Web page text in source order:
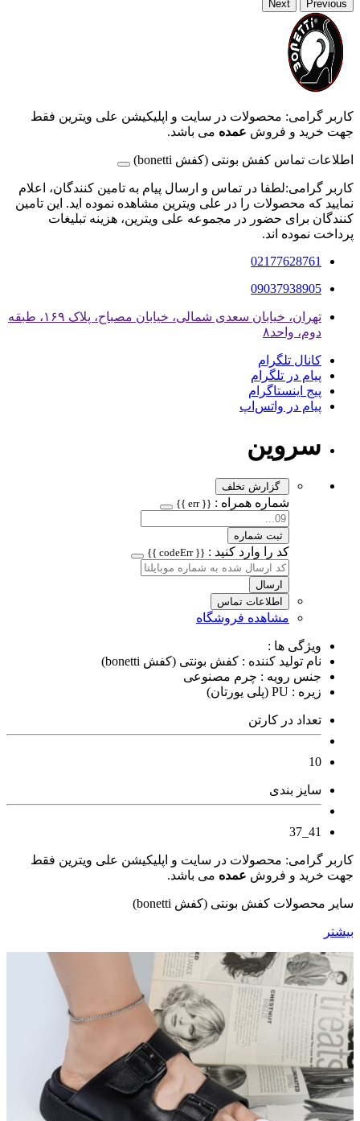
Previous
Next
کاربر گرامی: محصولات در سایت و اپلیکیشن علی ویترین فقط
جهت خرید و فروش عمده می باشد.
اطلاعات تماس کفش بونتی (کفش bonetti)
کاربر گرامی:لطفا در تماس و ارسال پیام به تامین کنندگان، اعلام
نمایید که محصولات را در علی ویترین مشاهده نموده اید. این تامین
کنندگان برای حضور در مجموعه علی ویترین، هزینه تبلیغات
پرداخت نموده اند.
02177628761
09037938905
تهران، خیابان سعدی شمالی، خیابان مصباح، پلاک ۱۶۹، طبقه
دوم، واحد۸
کانال تلگرام
پیام در تلگرام
پیج اینستاگرام
پیام در واتس‌اپ
سروین
گزارش تخلف
شماره همراه : {{ err }}
ثبت شماره
کد را وارد کنید : {{ codeErr }}
ارسال
اطلاعات تماس
مشاهده فروشگاه
ویژگی ها :
نام تولید کننده : کفش بونتی (کفش bonetti)
جنس رویه : چرم مصنوعی
زیره : PU (پلی یورتان)
تعداد در کارتن
10
سایز بندی
41_37
کاربر گرامی: محصولات در سایت و اپلیکیشن علی ویترین فقط
جهت خرید و فروش عمده می باشد.
سایر محصولات کفش بونتی (کفش bonetti)
بیشتر